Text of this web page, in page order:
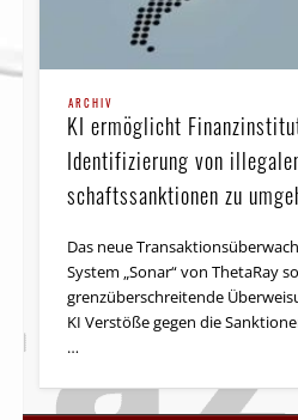
ARCHIV
KI ermöglicht
Identifizierung von
schafts­sank­tio­nen zu
Das neue
System „Sonar“ von ThetaRay
grenzüberschreitende
KI Verstöße gegen die
…